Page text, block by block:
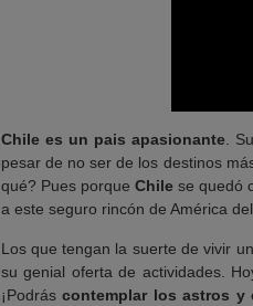
Chile es un pais apasionante.
pesar de no ser de los destinos
qué? Pues porque Chilese quedó
a este seguro rincón de América
Los que tengan la suerte de vivir
su genial oferta de actividades.
¡Podráscontemplar los astros y